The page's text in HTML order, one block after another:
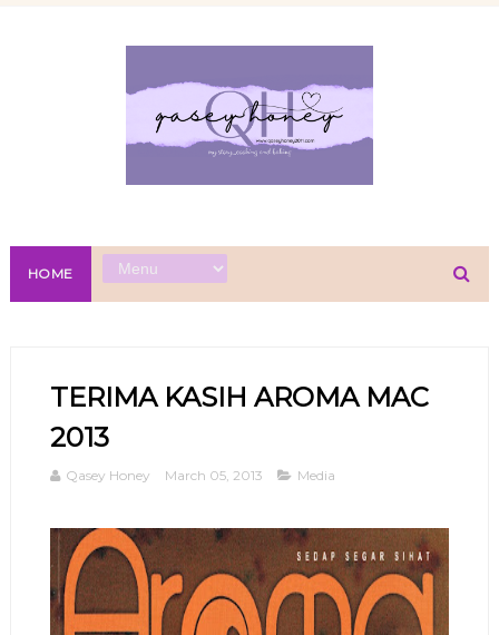
HOME
TERIMA KASIH AROMA MAC
2013
Qasey Honey March 05, 2013 Media